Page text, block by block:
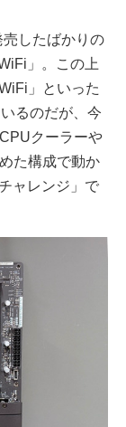
したばかりの
」。この上
」といった
るのだが、今
クーラーや
た構成で動か
ャレンジ」で